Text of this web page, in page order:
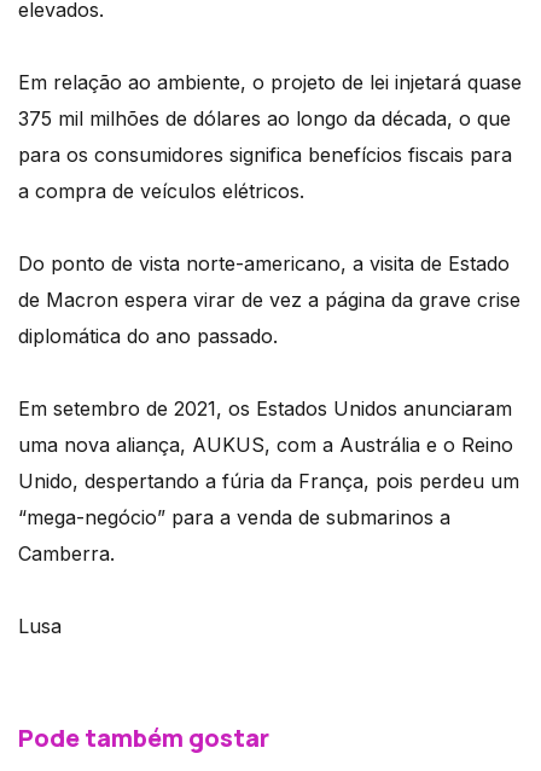
elevados.
Em relação ao ambiente, o projeto de lei injetará quase
375 mil milhões de dólares ao longo da década, o que
para os consumidores significa benefícios fiscais para
a compra de veículos elétricos.
Do ponto de vista norte-americano, a visita de Estado
de Macron espera virar de vez a página da grave crise
diplomática do ano passado.
Em setembro de 2021, os Estados Unidos anunciaram
uma nova aliança, AUKUS, com a Austrália e o Reino
Unido, despertando a fúria da França, pois perdeu um
“mega-negócio” para a venda de submarinos a
Camberra.
Lusa
Pode também gostar